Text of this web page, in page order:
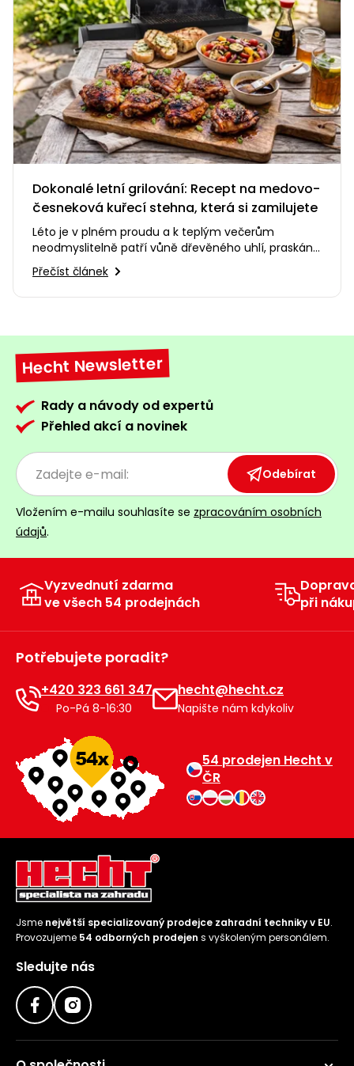
Dokonalé letní grilování: Recept na medovo-
česneková kuřecí stehna, která si zamilujete
Léto je v plném proudu a k teplým večerům
neodmyslitelně patří vůně dřevěného uhlí, praskání
ohně a smích s přáteli na…
Přečíst článek
Hecht Newsletter
Rady a návody od expertů
Přehled akcí a novinek
Odebírat
Vložením e-mailu souhlasíte se zpracováním osobních
údajů.
Vyzvednutí zdarma
ve všech 54 prodejnách
při
Potřebujete poradit?
+420 323 661 347
Po-Pá 8-16:30
hecht@hecht.cz
Napište nám kdykoliv
54 prodejen Hecht v
ČR
Jsme největší specializovaný prodejce zahradní techniky v EU.
Provozujeme 54 odborných prodejen s vyškoleným personálem.
Sledujte nás